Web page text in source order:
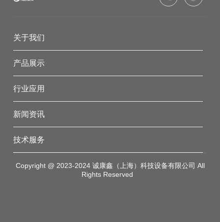
关于我们
产品展示
行业应用
新闻资讯
技术服务
Copyright @ 2023-2024 诚康鑫（上海）科技设备有限公司 All
Rights Reserved